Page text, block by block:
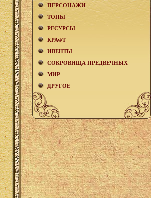
ПЕРСОНАЖИ
ТОПЫ
РЕСУРСЫ
КРАФТ
ИВЕНТЫ
СОКРОВИЩА ПРЕДВЕЧНЫХ
МИР
ДРУГОЕ